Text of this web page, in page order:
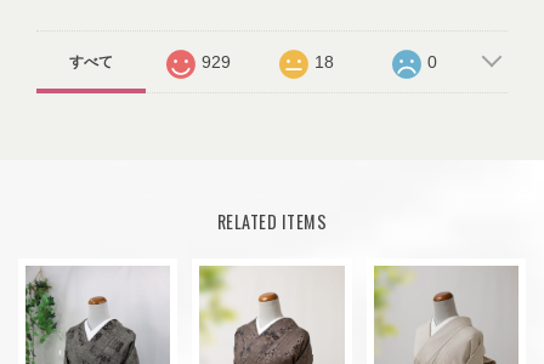
すべて 929 18 0
RELATED ITEMS